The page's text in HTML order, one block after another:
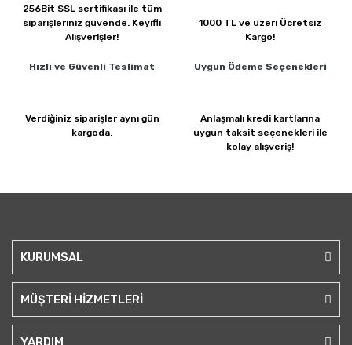
256Bit SSL sertifikası ile tüm
siparişleriniz güvende. Keyifli
Alışverişler!
1000 TL ve üzeri Ücretsiz
Kargo!
Hızlı ve Güvenli Teslimat
Verdiğiniz siparişler aynı gün
kargoda.
Uygun Ödeme Seçenekleri
Anlaşmalı kredi kartlarına
uygun taksit seçenekleri ile
kolay alışveriş!
KURUMSAL
MÜŞTERİ HİZMETLERİ
YARDIM